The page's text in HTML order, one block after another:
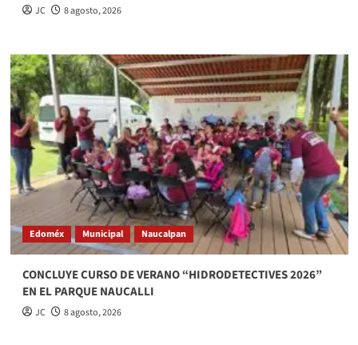
JC 8 agosto, 2026
Edoméx Municipal Naucalpan
CONCLUYE CURSO DE VERANO “HIDRODETECTIVES 2026”
EN EL PARQUE NAUCALLI
JC 8 agosto, 2026